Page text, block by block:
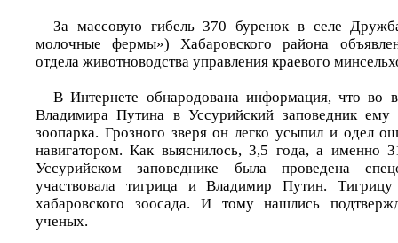
За массовую гибель 370 буренок в селе
молочные фермы») Хабаровского района
отдела животноводства управления краевого
В Интернете обнародована информация, что во
Владимира Путина в Уссурийский заповедник ему
зоопарка. Грозного зверя он легко усыпил и одел
навигатором. Как выяснилось, 3,5 года, а именно
Уссурийском заповеднике была проведена
участвовала тигрица и Владимир Путин.
хабаровского зоосада. И тому нашлись
ученых.